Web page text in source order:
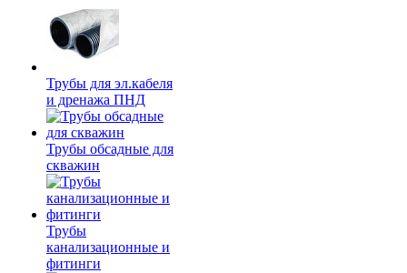
Трубы для эл.кабеля
и дренажа ПНД
Трубы обсадные для
скважин
Трубы
канализационные и
фитинги